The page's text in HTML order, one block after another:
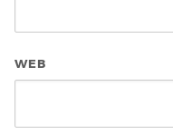
WEB